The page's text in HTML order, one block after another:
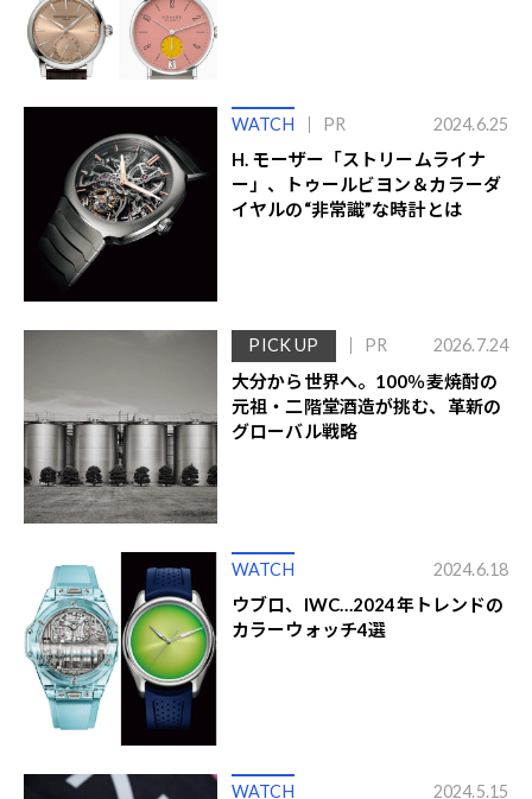
WATCH PR 2024.6.25
H. モーザー「ストリームライナ
ー」、トゥールビヨン＆カラーダ
イヤルの“非常識”な時計とは
PICK UP PR 2026.7.24
大分から世界へ。100％麦焼酎の
元祖・二階堂酒造が挑む、革新の
グローバル戦略
WATCH 2024.6.18
ウブロ、IWC…2024年トレンドの
カラーウォッチ4選
WATCH 2024.5.15